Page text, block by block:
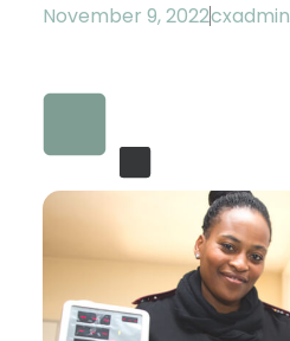
November 9, 2022cxadmin